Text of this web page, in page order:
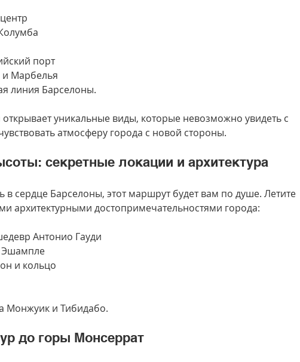
порт
и Марбелья
линия Барселоны.
уникальные виды, которые невозможно увидеть с
атмосферу города с новой стороны.
секретные локации и архитектура
в сердце Барселоны, этот маршрут будет вам по душе. Летите
архитектурными достопримечательностями города:
Антонио Гауди
Эшампле
и кольцо
Монжуик и Тибидабо.
до горы Монсеррат